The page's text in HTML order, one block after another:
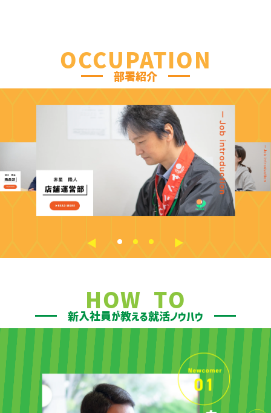
OCCUPATION
部署紹介
HOW TO
新入社員が教える就活ノウハウ